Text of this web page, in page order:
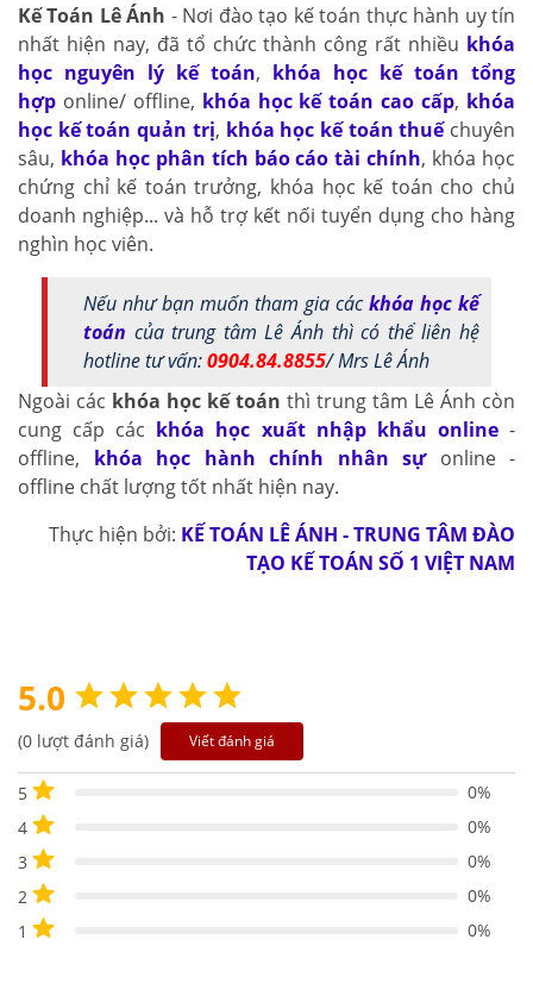
Kế Toán Lê Ánh - Nơi đào tạo kế toán thực hành uy tín
nhất hiện nay, đã tổ chức thành công rất nhiều khóa
học nguyên lý kế toán, khóa học kế toán tổng
hợp online/ offline, khóa học kế toán cao cấp, khóa
học kế toán quản trị, khóa học kế toán thuếchuyên
sâu, khóa học phân tích báo cáo tài chính, khóa học
chứng chỉ kế toán trưởng, khóa học kế toán cho chủ
doanh nghiệp... và hỗ trợ kết nối tuyển dụng cho hàng
nghìn học viên.
Nếu như bạn muốn tham gia cáckhóa học kế
toán của trung tâm Lê Ánh thì có thể liên hệ
hotline tư vấn:0904.84.8855/ Mrs Lê Ánh
Ngoài các khóa học kế toán thì trung tâm Lê Ánh còn
cung cấp các khóa học xuất nhập khẩu online-
offline, khóa học hành chính nhân sựonline -
offline chất lượng tốt nhất hiện nay.
Thực hiện bởi: KẾ TOÁN LÊ ÁNH - TRUNG TÂM ĐÀO
TẠO KẾ TOÁN SỐ 1 VIỆT NAM
5.0
(0 lượt đánh giá) Viết đánh giá
5
0%
4
0%
3
0%
2
0%
1
0%